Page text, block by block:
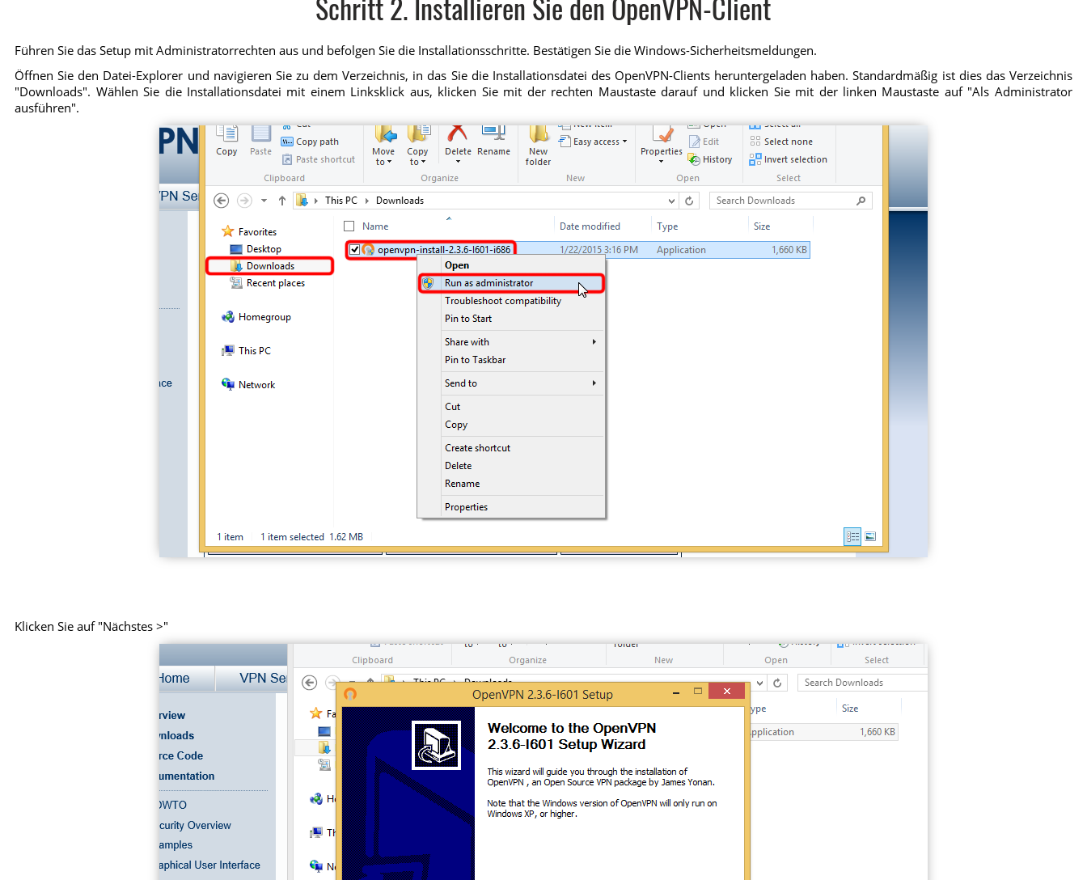
Schritt 2. Installieren Sie den OpenVPN-Client
Führen Sie das Setup mit Administratorrechten aus und befolgen Sie die Installationsschritte. Bestätigen Sie die Windows-Sicherheitsmeldungen.
Öffnen Sie den Datei-Explorer und navigieren Sie zu dem Verzeichnis, in das Sie die Installationsdatei des OpenVPN-Clients heruntergeladen haben. Standardmäßig ist dies das Verzeichnis
"Downloads". Wählen Sie die Installationsdatei mit einem Linksklick aus, klicken Sie mit der rechten Maustaste darauf und klicken Sie mit der linken Maustaste auf "Als Administrator
ausführen".
Klicken Sie auf "Nächstes >"